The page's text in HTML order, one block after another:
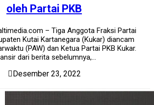
oleh Partai PKB
– Tiga Anggota Fraksi Partai
Kutai Kartanegara (Kukar) diancam
(PAW) dan Ketua Partai PKB Kukar.
dari berita sebelumnya,...
Desember 23, 2022